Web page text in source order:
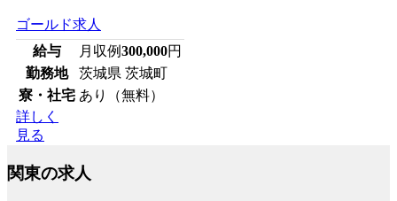
ゴールド求人
給与
月収例300,000円
勤務地
茨城県 茨城町
寮・社宅 あり（無料）
詳しく
見る
関東の求人